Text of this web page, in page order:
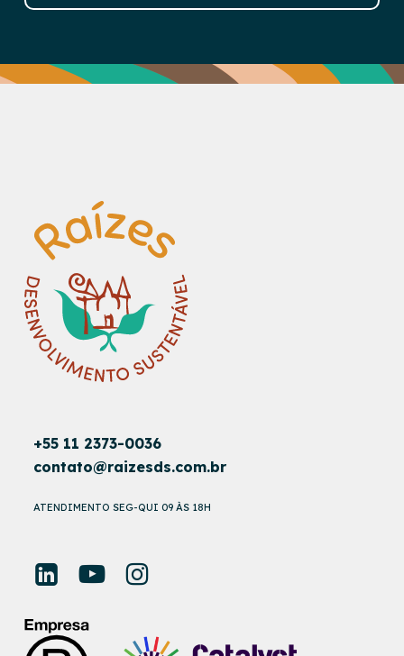
+55 11 2373-0036
contato@raizesds.com.br
ATENDIMENTO SEG-QUI 09 ÀS 18H